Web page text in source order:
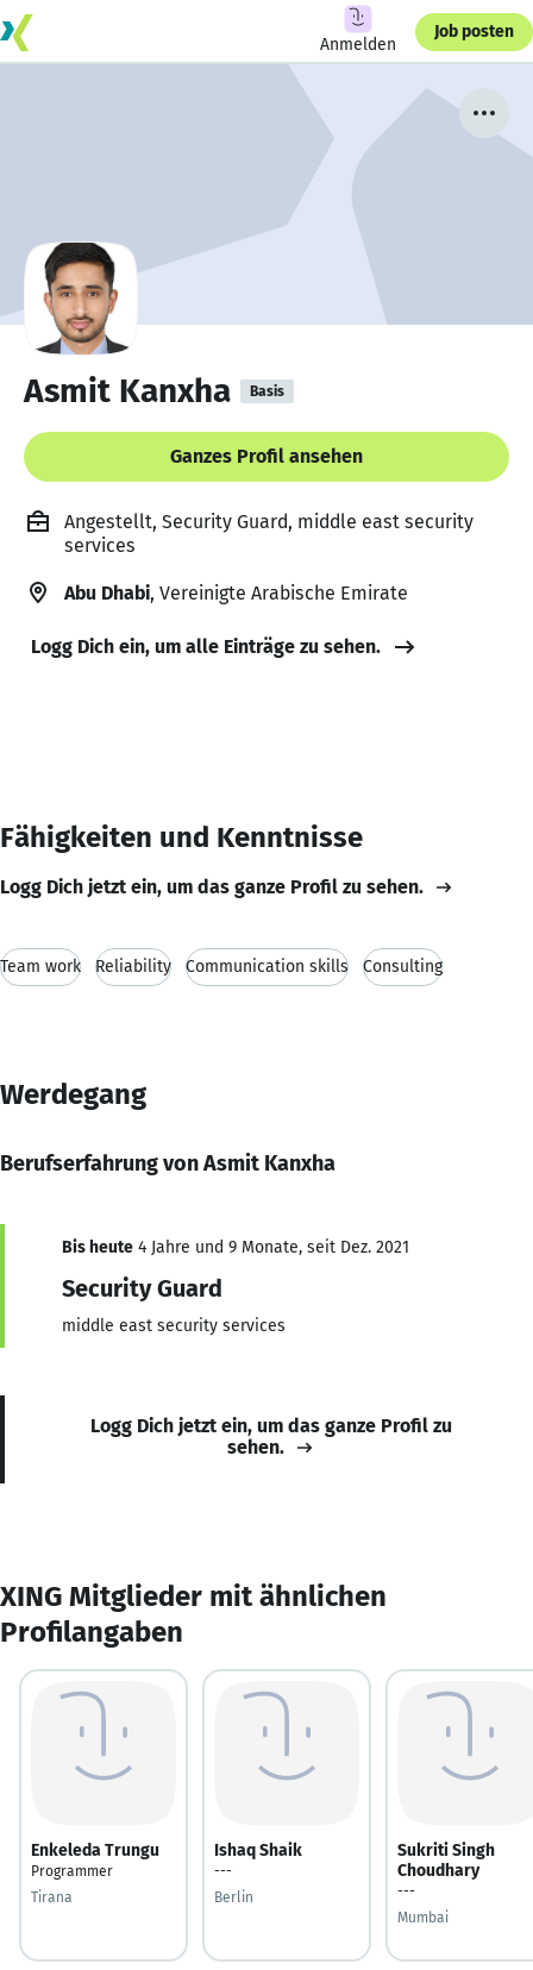
Anmelden
Job posten
Asmit Kanxha Basis
Ganzes Profil ansehen
Angestellt, Security Guard, middle east security
services
Abu Dhabi, Vereinigte Arabische Emirate
Logg Dich ein, um alle Einträge zu sehen.
Fähigkeiten und Kenntnisse
Logg Dich jetzt ein, um das ganze Profil zu sehen.
Team work Reliability Communication skills Consulting
Werdegang
Berufserfahrung von Asmit Kanxha
Bis heute 4 Jahre und 9 Monate, seit Dez. 2021
Security Guard
middle east security services
Logg Dich jetzt ein, um das ganze Profil zu
sehen.
XING Mitglieder mit ähnlichen
Profilangaben
Enkeleda Trungu
Programmer
Tirana
Ishaq Shaik
---
Berlin
Sukriti Singh
Choudhary
---
Mumbai